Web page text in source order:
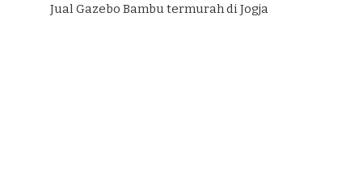
Jual Gazebo Bambu termurah di Jogja